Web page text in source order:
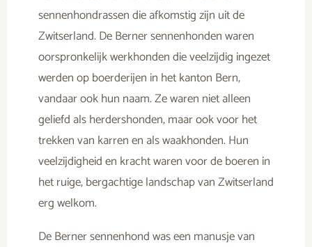
sennenhondrassen die afkomstig zijn uit de
Zwitserland. De Berner sennenhonden waren
oorspronkelijk werkhonden die veelzijdig ingezet
werden op boerderijen in het kanton Bern,
vandaar ook hun naam. Ze waren niet alleen
geliefd als herdershonden, maar ook voor het
trekken van karren en als waakhonden. Hun
veelzijdigheid en kracht waren voor de boeren in
het ruige, bergachtige landschap van Zwitserland
erg welkom.
De Berner sennenhond was een manusje van